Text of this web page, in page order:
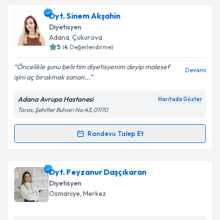
Dyt. Sinem Akşahin
Diyetisyen
Adana, Çukurova
5 (4 Değerlendirme)
Öncelikle şunu belirtim diyetisyenim deyip malesef
işini aç bırakmak sanan...
Devamı
Adana Avrupa Hastanesi Haritada Göster
Toros, Şehitler Bulvarı No:43, 01170
Randevu Talep Et
Randevu Takvimi Talebi
Dyt. Sinem Akşahiniçin randevu takvimi talebi
oluşturun. Size bu uzmandan randevu almanız için bir
takvim hazırlandığında e-posta ile bilgilendireceğiz.
Dyt. Feyzanur Daşçıkaran
Diyetisyen
Osmaniye, Merkez